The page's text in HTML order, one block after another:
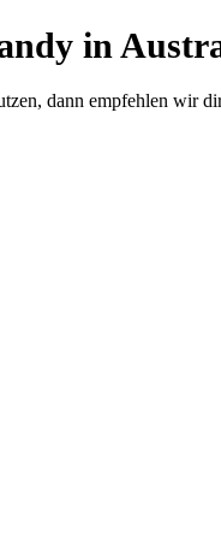
in
dann empfehlen wir